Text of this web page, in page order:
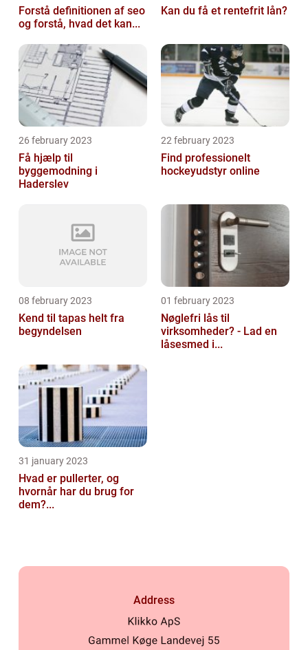
Forstå definitionen af seo
og forstå, hvad det kan...
Kan du få et rentefrit lån?
26 february 2023
Få hjælp til
byggemodning i
Haderslev
22 february 2023
Find professionelt
hockeyudstyr online
08 february 2023
Kend til tapas helt fra
begyndelsen
01 february 2023
Nøglefri lås til
virksomheder? - Lad en
låsesmed i...
31 january 2023
Hvad er pullerter, og
hvornår har du brug for
dem?...
Address